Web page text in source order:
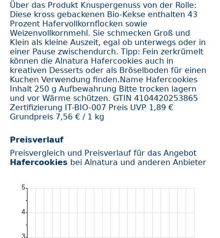
Über das Produkt Knuspergenuss von der Rolle:
Diese kross gebackenen Bio-Kekse enthalten 43
Prozent Hafervollkornflocken sowie
Weizenvollkornmehl. Sie schmecken Groß und
Klein als kleine Auszeit, egal ob unterwegs oder in
einer Pause zwischendurch. Tipp: Fein zerkrümelt
können die Alnatura Hafercookies auch in
kreativen Desserts oder als Bröselboden für einen
Kuchen Verwendung finden.Name Hafercookies
Inhalt 250 g Aufbewahrung Bitte trocken lagern
und vor Wärme schützen. GTIN 4104420253865
Zertifizierung IT-BIO-007 Preis UVP 1,89 €
Grundpreis 7,56 € / 1 kg
Preisverlauf
Preisvergleich und Preisverlauf für das Angebot
Hafercookies bei Alnatura und anderen Anbieter